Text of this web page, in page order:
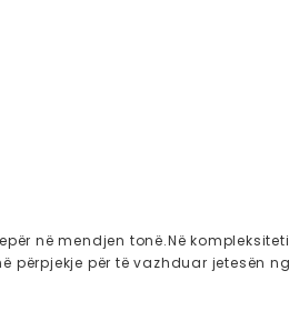
në mendjen tonë.Në
përpjekje për të vazhduar jetesën